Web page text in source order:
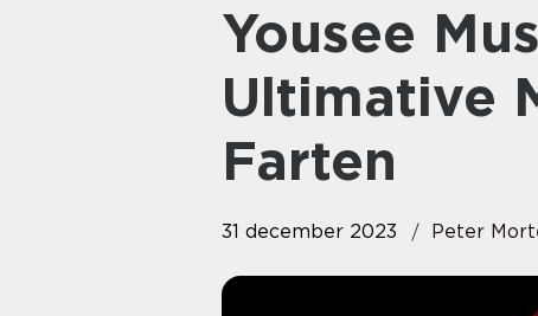
Yousee Musik App: Din
Ultimative
Farten
31 december 2023 Peter